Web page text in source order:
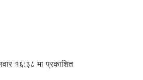
१६:३८ मा प्रकाशित